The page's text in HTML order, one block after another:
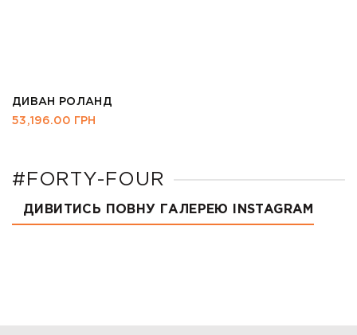
ДИВАН РОЛАНД
53,196.00 ГРН
#FORTY-FOUR
ДИВИТИСЬ ПОВНУ ГАЛЕРЕЮ INSTAGRAM